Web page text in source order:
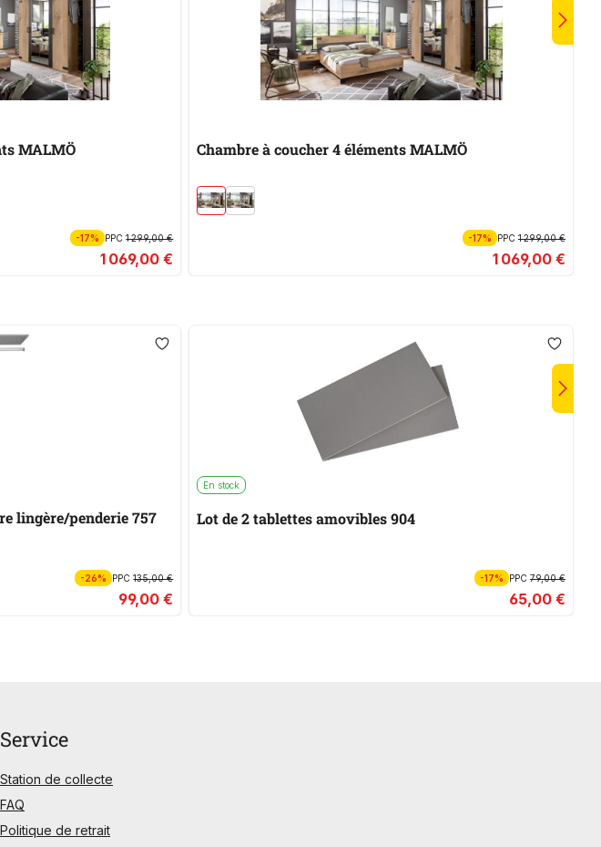
MALMÖ
-17% PPC1 299,00 €
1 069,00 €
Chambre à coucher 4 éléments MALMÖ
-17% PPC 1 299,00 €
1 069,00 €
lingère/penderie 757
-26% PPC135,00 €
99,00 €
En stock
Lot de 2 tablettes amovibles 904
-17% PPC 79,00 €
65,00 €
Service
Station de collecte
FAQ
Politique de retrait